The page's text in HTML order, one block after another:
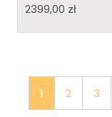
2399,00 zł
1 2 3